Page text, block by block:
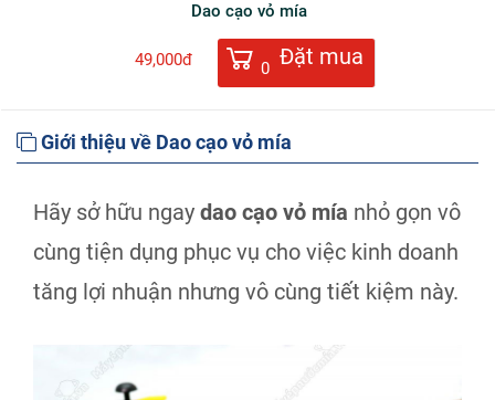
Dao cạo vỏ mía
49,000đ 0 Đặt mua
Giới thiệu về Dao cạo vỏ mía
Hãy sở hữu ngay dao cạo vỏ mía nhỏ gọn vô
cùng tiện dụng phục vụ cho việc kinh doanh
tăng lợi nhuận nhưng vô cùng tiết kiệm này.